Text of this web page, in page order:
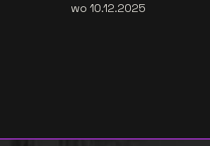
wo 10.12.2025